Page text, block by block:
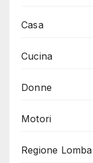
Casa
Cucina
Donne
Motori
Regione